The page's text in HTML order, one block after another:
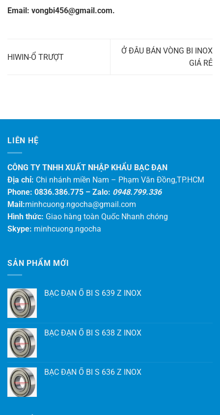
Email: vongbi456@gmail.com.
HIWIN-Ổ TRƯỢT
Ở ĐÂU BÁN VÒNG BI INOX
GIÁ RẺ
LIÊN HỆ
CÔNG TY TNHH XUẤT NHẬP KHẨU BẠC ĐẠN
Địa chỉ: Chi nhánh miền Nam – Phạm Văn Đồng,TP.HCM
Phone: 0836.386.775 – Zalo: 0948.799.336
Mail:minhcuong.ngocha@gmail.com
Hình thức: Giao hàng toàn Quốc Nhanh chóng
Skype: minhcuong.ngocha
SẢN PHẨM MỚI
BẠC ĐẠN Ổ BI S 639 Z INOX
BẠC ĐẠN Ổ BI S 638 Z INOX
BẠC ĐẠN Ổ BI S 636 Z INOX